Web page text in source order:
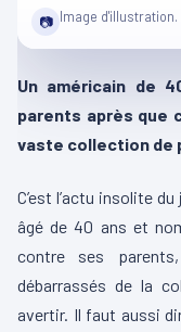
📷 Image d'illustration.
Un américain de
parents après que
vaste collection de
C’est l’actu insolite
âgé de 40 ans et
contre ses
débarrassés de la
avertir. Il faut aussi